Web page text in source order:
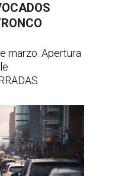
marzo. Apertura